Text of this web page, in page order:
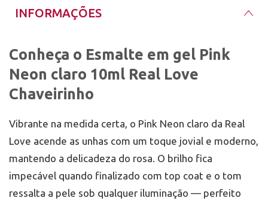
hidrate as cutículas.
INFORMAÇÕES
Conheça o Esmalte em gel Pink
Neon claro 10ml Real Love
Chaveirinho
Vibrante na medida certa, o Pink Neon claro da Real
Love acende as unhas com um toque jovial e moderno,
mantendo a delicadeza do rosa. O brilho fica
impecável quando finalizado com top coat e o tom
ressalta a pele sob qualquer iluminação — perfeito